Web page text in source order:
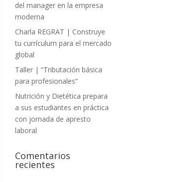
del manager en la empresa
moderna
Charla REGRAT | Construye
tu currículum para el mercado
global
Taller | “Tributación básica
para profesionales”
Nutrición y Dietética prepara
a sus estudiantes en práctica
con jornada de apresto
laboral
Comentarios
recientes